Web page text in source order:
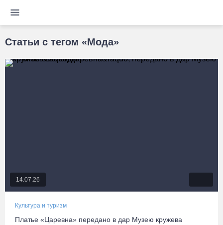
Статьи с тегом «Мода»
14.07.26
Культура и туризм
Платье «Царевна» передано в дар Музею кружева